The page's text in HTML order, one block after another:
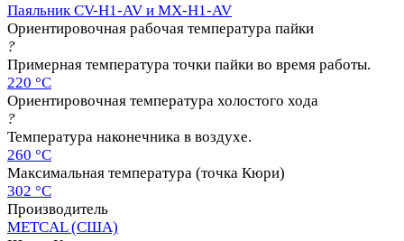
Паяльник CV-H1-AV и MX-H1-AV
Ориентировочная рабочая температура пайки
?
Примерная температура точки пайки во время работы.
220 °C
Ориентировочная температура холостого хода
?
Температура наконечника в воздухе.
260 °C
Максимальная температура (точка Кюри)
302 °C
Производитель
METCAL (США)